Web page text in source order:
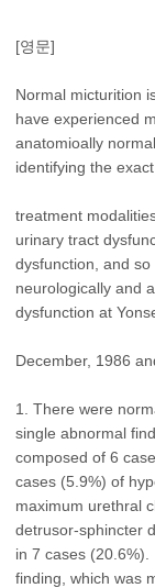
[영문]
Normal micturition
have experienced
anatomioally
identifying the
treatment
urinary tract
dysfunction, and
neurologically and
dysfunction at
December, 1986
1. There were
single abnormal
composed of 6
cases (5.9%) of
maximum urethral
detrusor-sphincter
in 7 cases
finding, which was